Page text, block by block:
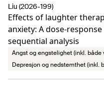
Effects of laughter
anxiety: A dose-
sequential analysis
Liu (2026-199)
Angst og engstelighet (inkl. både
Depresjon og nedstemthet (inkl.